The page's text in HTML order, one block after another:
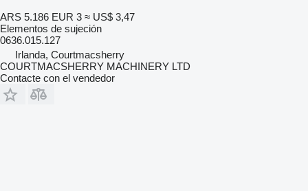
ARS 5.186 EUR 3 ≈ US$ 3,47
Elementos de sujeción
0636.015.127
Irlanda, Courtmacsherry
COURTMACSHERRY MACHINERY LTD
Contacte con el vendedor